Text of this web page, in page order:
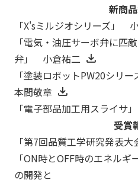
新商
「X'sミルジオシリーズ」
「電気・油圧サーボ弁に匹
弁」 小倉祐二
「塗装ロボットPW20シリ
本間敬章
「電子部品加工用スライ
受賞
「第7回品質工学研究発表
「ON時とOFF時のエネル
の開発と